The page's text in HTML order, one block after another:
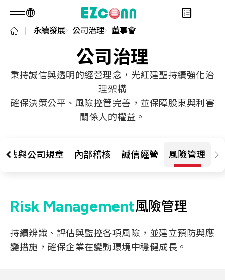
TW
Overview
關於我們
核心能力
人才招募
Overview
永續實踐
公司治理
永續報告書
投資人專區
Overview
財務資訊
Overview
應用範疇
5G
車用
Let’s Move Towards A New
Future TOGETHER
永續發展 公司治理 董事會
公司治理
秉持誠信與透明的經營理念，光紅建聖持續強化治
理架構
確保決策公平、風險控管完善，並保障股東與利害
關係人的權益。
法與公司規章 內部稽核 誠信經營 風險管理
Risk Management風險管理
持續辨識、評估與監控各項風險，並建立預防與應
變措施，確保企業在變動環境中穩健成長。